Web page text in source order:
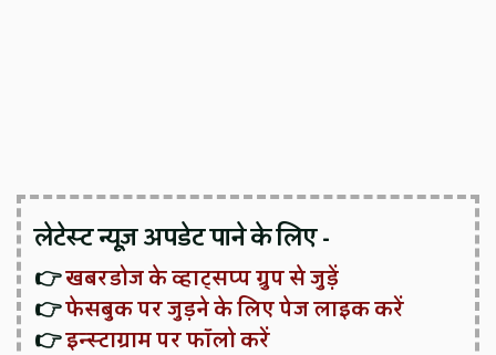
लेटेस्ट न्यूज़ अपडेट पाने के लिए -
👉खबरडोज के व्हाट्सप्प ग्रुप से जुड़ें
👉फेसबुक पर जुड़ने के लिए पेज लाइक करें
👉इन्स्टाग्राम पर फॉलो करें